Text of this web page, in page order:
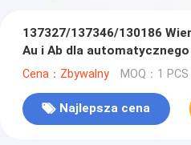
137327/137346/130186
Au i Ab dla
Cena：Zbywalny MOQ：1 PCS
Najlepsza cena